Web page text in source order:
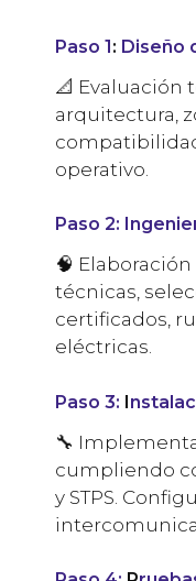
Paso 1: Diseño
📐 Evaluación
arquitectura,
operativo.
Paso 2:
🧠
técnicas,
certificados,
eléctricas.
Paso 3: I
🔧
cumpliendo
y STPS.